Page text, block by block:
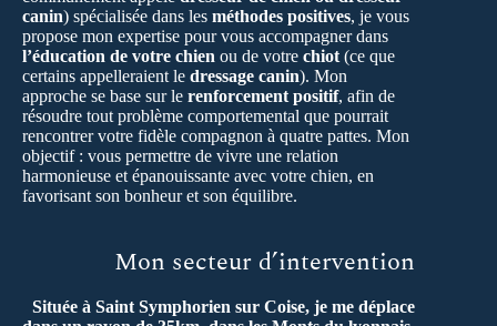
canin) spécialisée dans les méthodes positives, je vous
propose mon expertise pour vous accompagner dans
l’éducation de votre chien ou de votre chiot (ce que
certains appelleraient le dressage canin). Mon
approche se base sur le renforcement positif, afin de
résoudre tout problème comportemental que pourrait
rencontrer votre fidèle compagnon à quatre pattes. Mon
objectif : vous permettre de vivre une relation
harmonieuse et épanouissante avec votre chien, en
favorisant son bonheur et son équilibre.
Mon secteur d’intervention
Située à Saint Symphorien sur Coise, je me déplace